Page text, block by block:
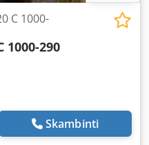
C 1000-
1000-290
Skambinti